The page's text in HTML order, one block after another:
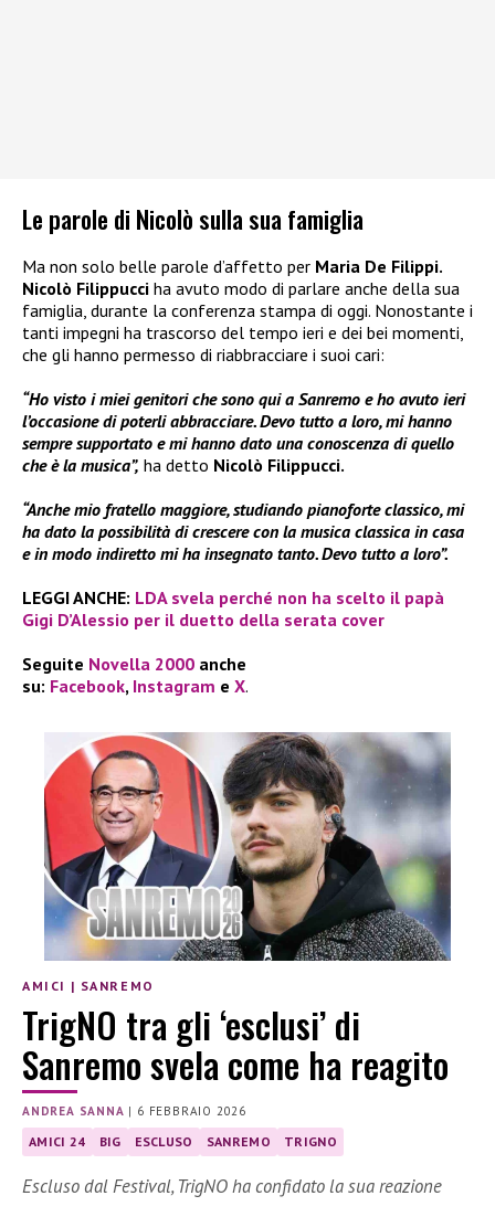
Le parole di Nicolò sulla sua famiglia
Ma non solo belle parole d’affetto per Maria De Filippi.
Nicolò Filippucci ha avuto modo di parlare anche della sua
famiglia, durante la conferenza stampa di oggi. Nonostante i
tanti impegni ha trascorso del tempo ieri e dei bei momenti,
che gli hanno permesso di riabbracciare i suoi cari:
“Ho visto i miei genitori che sono qui a Sanremo e ho avuto ieri
l’occasione di poterli abbracciare. Devo tutto a loro, mi hanno
sempre supportato e mi hanno dato una conoscenza di quello
che è la musica”, ha detto Nicolò Filippucci.
“Anche mio fratello maggiore, studiando pianoforte classico, mi
ha dato la possibilità di crescere con la musica classica in casa
e in modo indiretto mi ha insegnato tanto. Devo tutto a loro”.
LEGGI ANCHE: LDA svela perché non ha scelto il papà
Gigi D’Alessio per il duetto della serata cover
Seguite Novella 2000 anche
su: Facebook, Instagram e X.
AMICI | SANREMO
TrigNO tra gli ‘esclusi’ di
Sanremo svela come ha reagito
ANDREA SANNA | 6 FEBBRAIO 2026
AMICI 24 BIG ESCLUSO SANREMO TRIGNO
Escluso dal Festival, TrigNO ha confidato la sua reazione